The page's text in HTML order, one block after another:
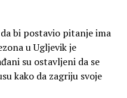
bi postavio pitanje ima
u Ugljevik je
su ostavljeni da se
kako da zagriju svoje